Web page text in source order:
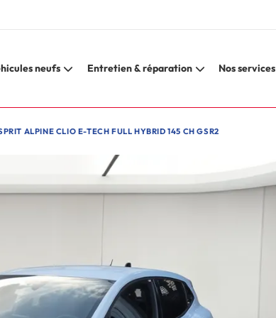
neufs Entretien & réparation Nos services
ALPINE CLIO E-TECH FULL HYBRID 145 CH GSR2